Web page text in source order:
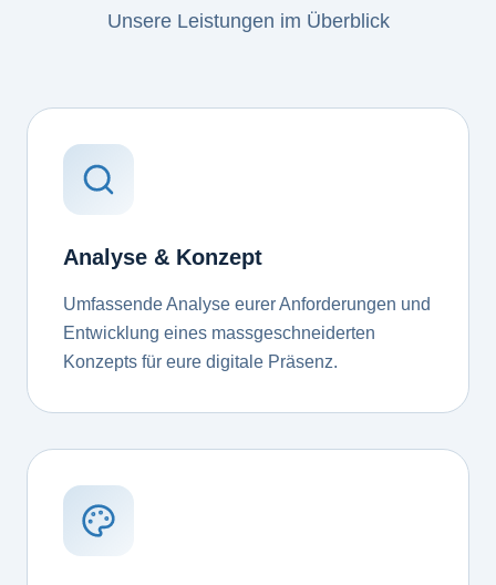
Unsere Leistungen im Überblick
Analyse & Konzept
Umfassende Analyse eurer Anforderungen und
Entwicklung eines massgeschneiderten
Konzepts für eure digitale Präsenz.